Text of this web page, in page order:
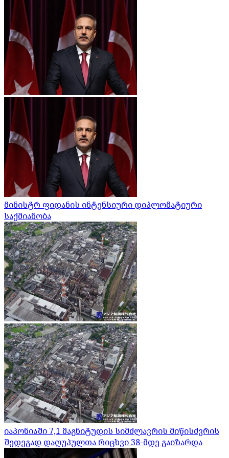
მინისტრ ფიდანის ინტენსიური დიპლომატიური
საქმიანობა
იაპონიაში 7,1 მაგნიტუდის სიმძლავრის მიწისძვრის
შედეგად დაღუპულთა რიცხვი 38-მდე გაიზარდა